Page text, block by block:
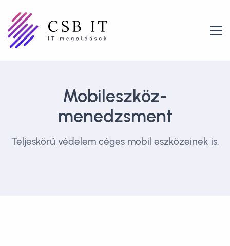
Mobileszköz-
menedzsment
Teljeskörű védelem céges mobil eszközeinek is.